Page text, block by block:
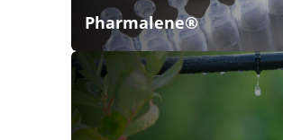
Pharmalene®